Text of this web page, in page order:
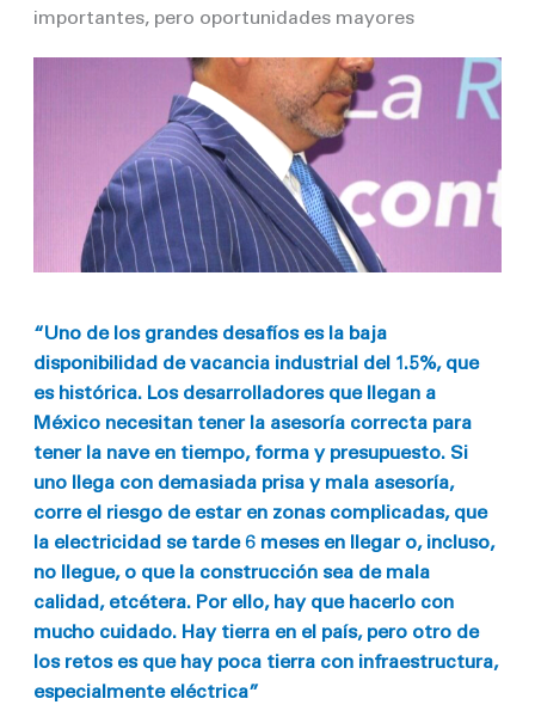
importantes, pero oportunidades mayores
“Uno de los grandes desafíos es la baja
disponibilidad de vacancia industrial del 1.5%, que
es histórica. Los desarrolladores que llegan a
México necesitan tener la asesoría correcta para
tener la nave en tiempo, forma y presupuesto. Si
uno llega con demasiada prisa y mala asesoría,
corre el riesgo de estar en zonas complicadas, que
la electricidad se tarde 6 meses en llegar o, incluso,
no llegue, o que la construcción sea de mala
calidad, etcétera. Por ello, hay que hacerlo con
mucho cuidado. Hay tierra en el país, pero otro de
los retos es que hay poca tierra con infraestructura,
especialmente eléctrica”